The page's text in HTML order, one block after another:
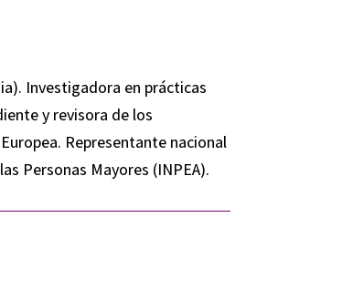
Investigadora en prácticas
y revisora de los
Representante nacional
Personas Mayores (INPEA).